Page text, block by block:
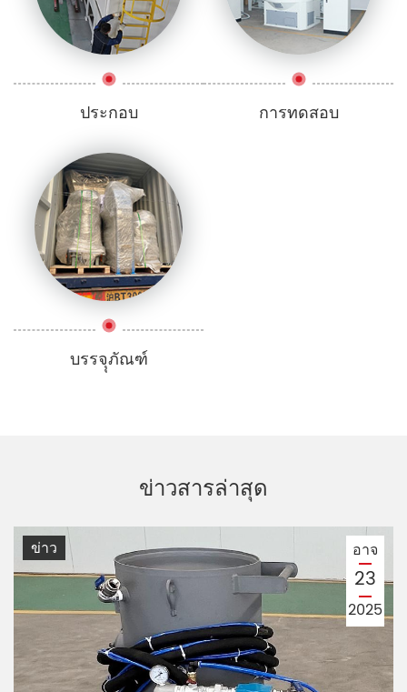
ประกอบ การทดสอบ
บรรจุุภัณฑ์
ข่าวสารล่าสุด
ข่าว อาจ
23
2025